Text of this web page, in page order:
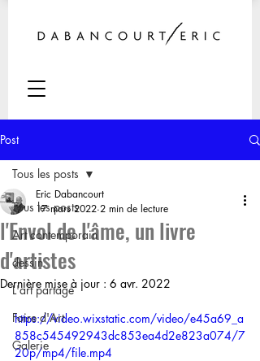
Post
Tous les posts
Art contemporain
dessin
L'art partagé
Foire d'Art
Galerie
Tous les posts
l'Envol de l'âme, un livre
d'artistes
Eric Dabancourt
17 mars 2022 2 min de lecture
Dernière mise à jour : 6 avr. 2022
https://video.wixstatic.com/video/e45a69_a
858c545492943dc853ea4d2e823a074/7
20p/mp4/file.mp4